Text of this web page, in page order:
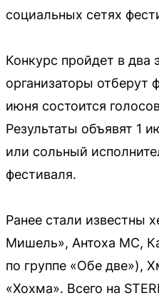
социальных сетях
Конкурс пройдет в два
организаторы отберут
июня состоится
Результаты объявят 1
или сольный
фестиваля.
Ранее стали известны
Мишель», Антоха МС,
по группе «Обе две»),
«Хохма». Всего на